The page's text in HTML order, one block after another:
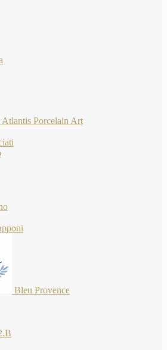
Atlantis Porcelain Art
Bleu Provence